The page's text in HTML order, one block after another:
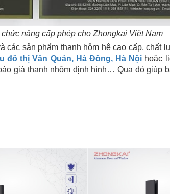
năng cấp phép cho Zhongkai Việt Nam
các sản phẩm thanh hôm hệ cao cấp, chất
đô thị Văn Quán, Hà Đông, Hà Nội hoặc
giá thanh nhôm định hình… Qua đó giúp